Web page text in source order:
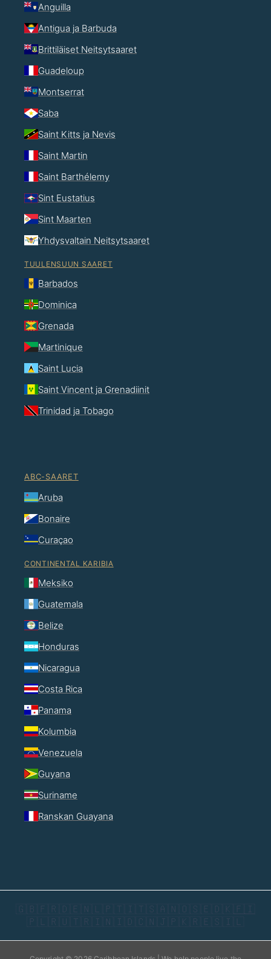
Anguilla
Antigua ja Barbuda
Brittiläiset Neitsytsaaret
Guadeloup
Montserrat
Saba
Saint Kitts ja Nevis
Saint Martin
Saint Barthélemy
Sint Eustatius
Sint Maarten
Yhdysvaltain Neitsytsaaret
TUULENSUUN SAARET
Barbados
Dominica
Grenada
Martinique
Saint Lucia
Saint Vincent ja Grenadiinit
Trinidad ja Tobago
ABC-SAARET
Aruba
Bonaire
Curaçao
CONTINENTAL KARIBIA
Meksiko
Guatemala
Belize
Honduras
Nicaragua
Costa Rica
Panama
Kolumbia
Venezuela
Guyana
Suriname
Ranskan Guayana
🇬🇧 🇫🇷 🇩🇪 🇳🇱 🇵🇹 🇮🇹 🇸🇦 🇳🇴 🇸🇪 🇩🇰 🇫🇮
🇵🇱 🇷🇺 🇹🇷 🇮🇳 🇮🇩 🇨🇳 🇯🇵 🇰🇷 🇪🇸 🇮🇱